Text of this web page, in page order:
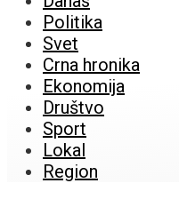
Politika
Svet
Crna hronika
Ekonomija
Društvo
Sport
Lokal
Region